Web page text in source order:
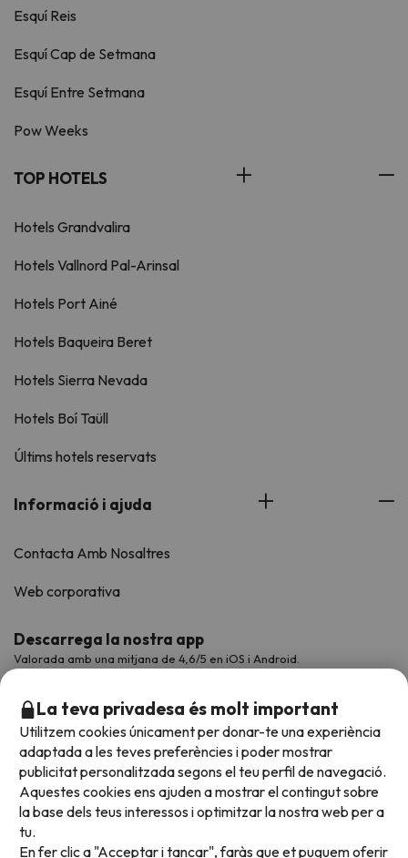
Esquí Reis
Esquí Cap de Setmana
Esquí Entre Setmana
Pow Weeks
TOP HOTELS
Hotels Grandvalira
Hotels Vallnord Pal-Arinsal
Hotels Port Ainé
Hotels Baqueira Beret
Hotels Sierra Nevada
Hotels Boí Taüll
Últims hotels reservats
Informació i ajuda
Contacta Amb Nosaltres
Web corporativa
Descarrega la nostra app
Valorada amb una mitjana de 4,6/5 en iOS i Android.
La teva privadesa és molt important
Utilitzem cookies únicament per donar-te una experiència
adaptada a les teves preferències i poder mostrar
publicitat personalitzada segons el teu perfil de navegació.
Aquestes cookies ens ajuden a mostrar el contingut sobre
la base dels teus interessos i optimitzar la nostra web per a
tu.
En fer clic a "Acceptar i tancar", faràs que et puguem oferir